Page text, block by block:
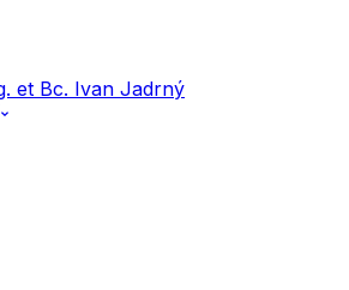
et Bc. Ivan Jadrný